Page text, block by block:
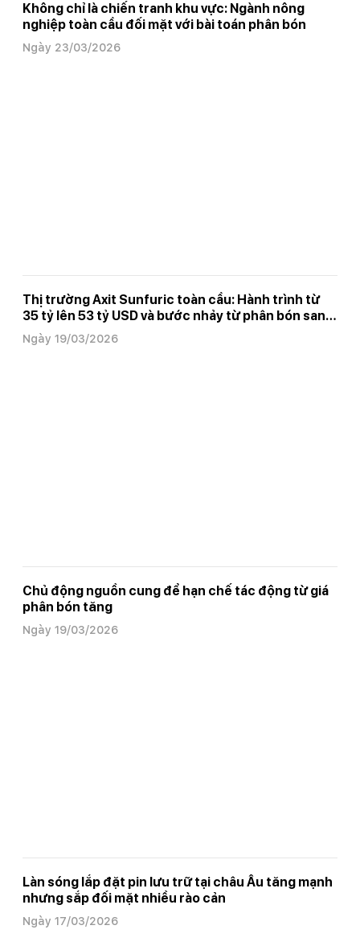
Không chỉ là chiến tranh khu vực: Ngành nông
nghiệp toàn cầu đối mặt với bài toán phân bón
Ngày 23/03/2026
Thị trường Axit Sunfuric toàn cầu: Hành trình từ
35 tỷ lên 53 tỷ USD và bước nhảy từ phân bón sang
pin xe điện
Ngày 19/03/2026
Chủ động nguồn cung để hạn chế tác động từ giá
phân bón tăng
Ngày 19/03/2026
Làn sóng lắp đặt pin lưu trữ tại châu Âu tăng mạnh
nhưng sắp đối mặt nhiều rào cản
Ngày 17/03/2026